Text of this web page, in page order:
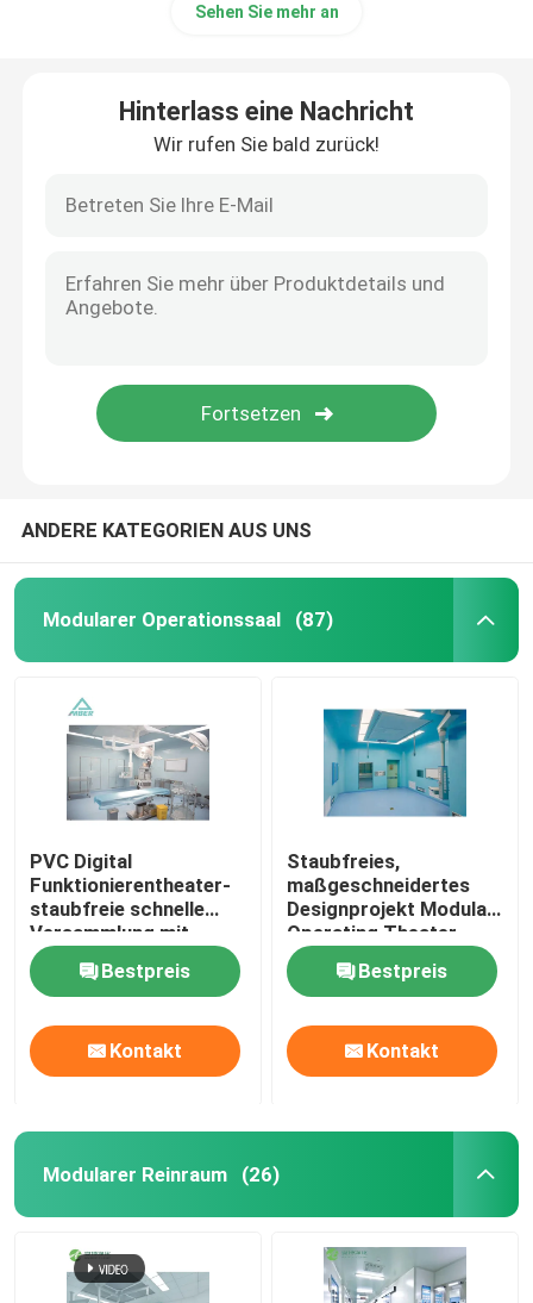
Sehen Sie mehr an
Hinterlass eine Nachricht
Wir rufen Sie bald zurück!
ANDERE KATEGORIEN AUS UNS
Modularer Operationssaal (87)
PVC Digital
Funktionierentheater-
staubfreie schnelle
Versammlung mit
automatischer
SchiebetürBestpreis
Kontakt
Staubfreies,
maßgeschneidertes
Designprojekt Modular
Operating Theater
Bestpreis
Kontakt
Modularer Reinraum (26)